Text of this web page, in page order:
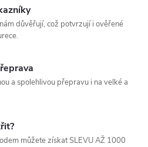
důvěřují, což potvrzují i ověřené
a spolehlivou přepravu i na velké a
můžete získat SLEVU AŽ 1000